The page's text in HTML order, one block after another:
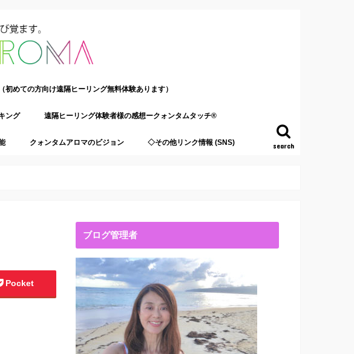
search
めての方向け遠隔ヒーリング無料体験あります）
ング 遠隔ヒーリング体験者様の感想ークォンタムタッチ®
クォンタムアロマのビジョン ◇その他リンク情報 (SNS)
Pocket
ブログ管理者